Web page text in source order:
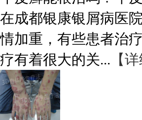
在成都银康银屑病医
情加重，有些患者治
疗有着很大的关... 【